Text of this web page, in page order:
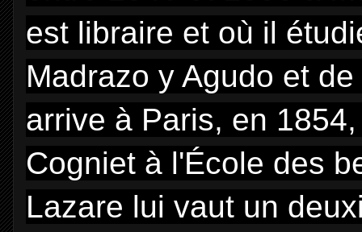
est libraire et où il
Madrazo y Agudo et
arrive à Paris, en
Cogniet à l'École des
Lazare lui vaut un